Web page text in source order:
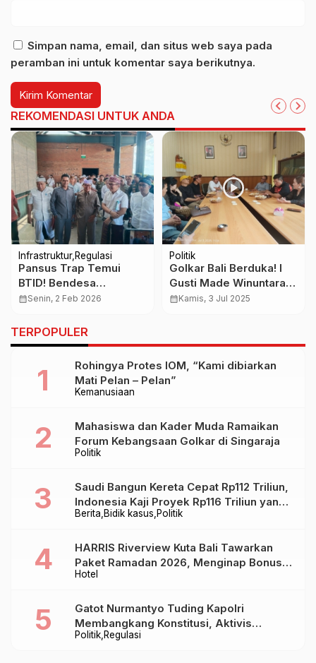
Simpan nama, email, dan situs web saya pada
peramban ini untuk komentar saya berikutnya.
REKOMENDASI UNTUK ANDA
Infrastruktur Regulasi
Pansus Trap Temui
BTID! Bendesa
Serangan Malah Tuding
Pengkavlingan kawasan
LNG
calendar_monthSenin, 2 Feb 2026
Politik
Golkar Bali Berduka! I
Gusti Made Winuntara
Tutup Usia, Dikenang
calendar_monthKamis, 3 Jul 2025
TERPOPULER
Kemanusiaan
Rohingya Protes IOM, “Kami dibiarkan
Mati Pelan – Pelan”
Politik
Mahasiswa dan Kader Muda Ramaikan
Forum Kebangsaan Golkar di Singaraja
Berita Bidik kasus Politik
Saudi Bangun Kereta Cepat Rp112 Triliun,
Indonesia Kaji Proyek Rp116 Triliun yang
Baru Sampai Bandung
Hotel
HARRIS Riverview Kuta Bali Tawarkan
Paket Ramadan 2026, Menginap Bonus
Takjil hingga Bukber Mulai Rp88.888
Politik Regulasi
Gatot Nurmantyo Tuding Kapolri
Membangkang Konstitusi, Aktivis
Tegaskan Polri Tak Punya Sejarah